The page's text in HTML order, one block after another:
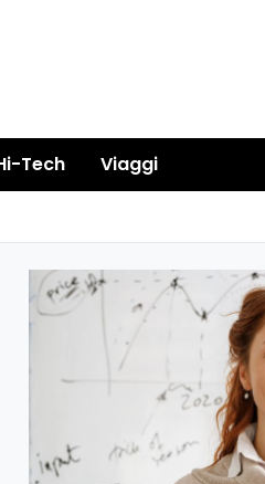
Tech Viaggi